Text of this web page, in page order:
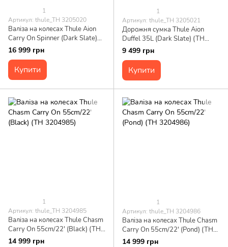
1
Артикул: thule_TH 3205020
Валіза на колесах Thule Aion
Carry On Spinner (Dark Slate)
(TH 3205020)
16 999 грн
Купити
1
Артикул: thule_TH 3205021
Дорожня сумка Thule Aion
Duffel 35L (Dark Slate) (TH
3205021)
9 499 грн
Купити
1
Артикул: thule_TH 3204985
Валіза на колесах Thule Chasm
Carry On 55cm/22' (Black) (TH
3204985)
14 999 грн
1
Артикул: thule_TH 3204986
Валіза на колесах Thule Chasm
Carry On 55cm/22' (Pond) (TH
3204986)
14 999 грн